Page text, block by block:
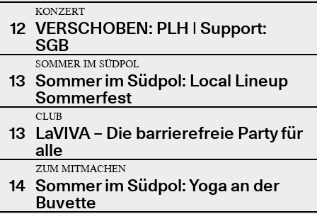
12
KONZERT
VERSCHOBEN: PLH | Support:
SGB
13
SOMMER IM SÜDPOL
Sommer im Südpol: Local Lineup
Sommerfest
13
CLUB
LaVIVA – Die barrierefreie Party für
alle
14
ZUM MITMACHEN
Sommer im Südpol: Yoga an der
Buvette